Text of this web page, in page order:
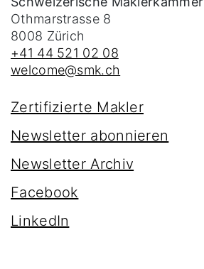
Othmarstrasse 8
8008 Zürich
+41 44 521 02 08
welcome@smk.ch
Zertifizierte Makler
Newsletter abonnieren
Newsletter Archiv
Facebook
LinkedIn